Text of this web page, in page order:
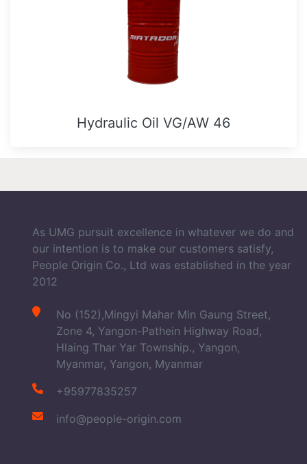
Hydraulic Oil VG/AW 46
As UMG pursuit excellence in whatever we do and
our intention is to make our customers satisfy,
People Origin Co., Ltd was established in the year
2012
No (152),Mingyi Mahar Min Gaung Street,
Zone 4, Yangon-Pathein Highway Road,
Hlaing Thar Yar Township., Yangon,
Myanmar, Yangon, Myanmar
+95977835257
info@people-origin.com